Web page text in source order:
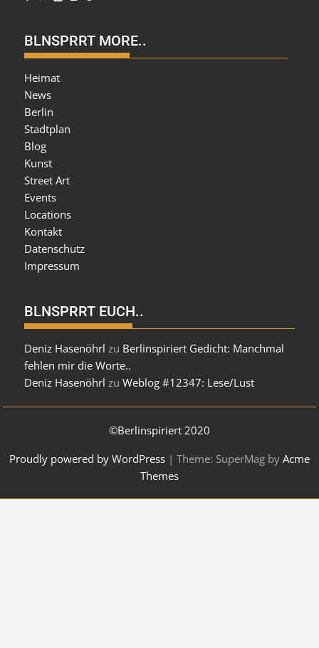
BLNSPRRT MORE..
Heimat
News
Berlin
Stadtplan
Blog
Kunst
Street Art
Events
Locations
Kontakt
Datenschutz
Impressum
BLNSPRRT EUCH..
Deniz Hasenöhrl zu Berlinspiriert Gedicht: Manchmal
fehlen mir die Worte..
Deniz Hasenöhrl zuWeblog #12347: Lese/Lust
©Berlinspiriert 2020
Proudly powered by WordPress | Theme: SuperMag by Acme
Themes